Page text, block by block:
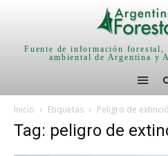
Fuente de información
ambiental de Argentina y
Inicio Etiquetas Peligro de
Tag: peligro de